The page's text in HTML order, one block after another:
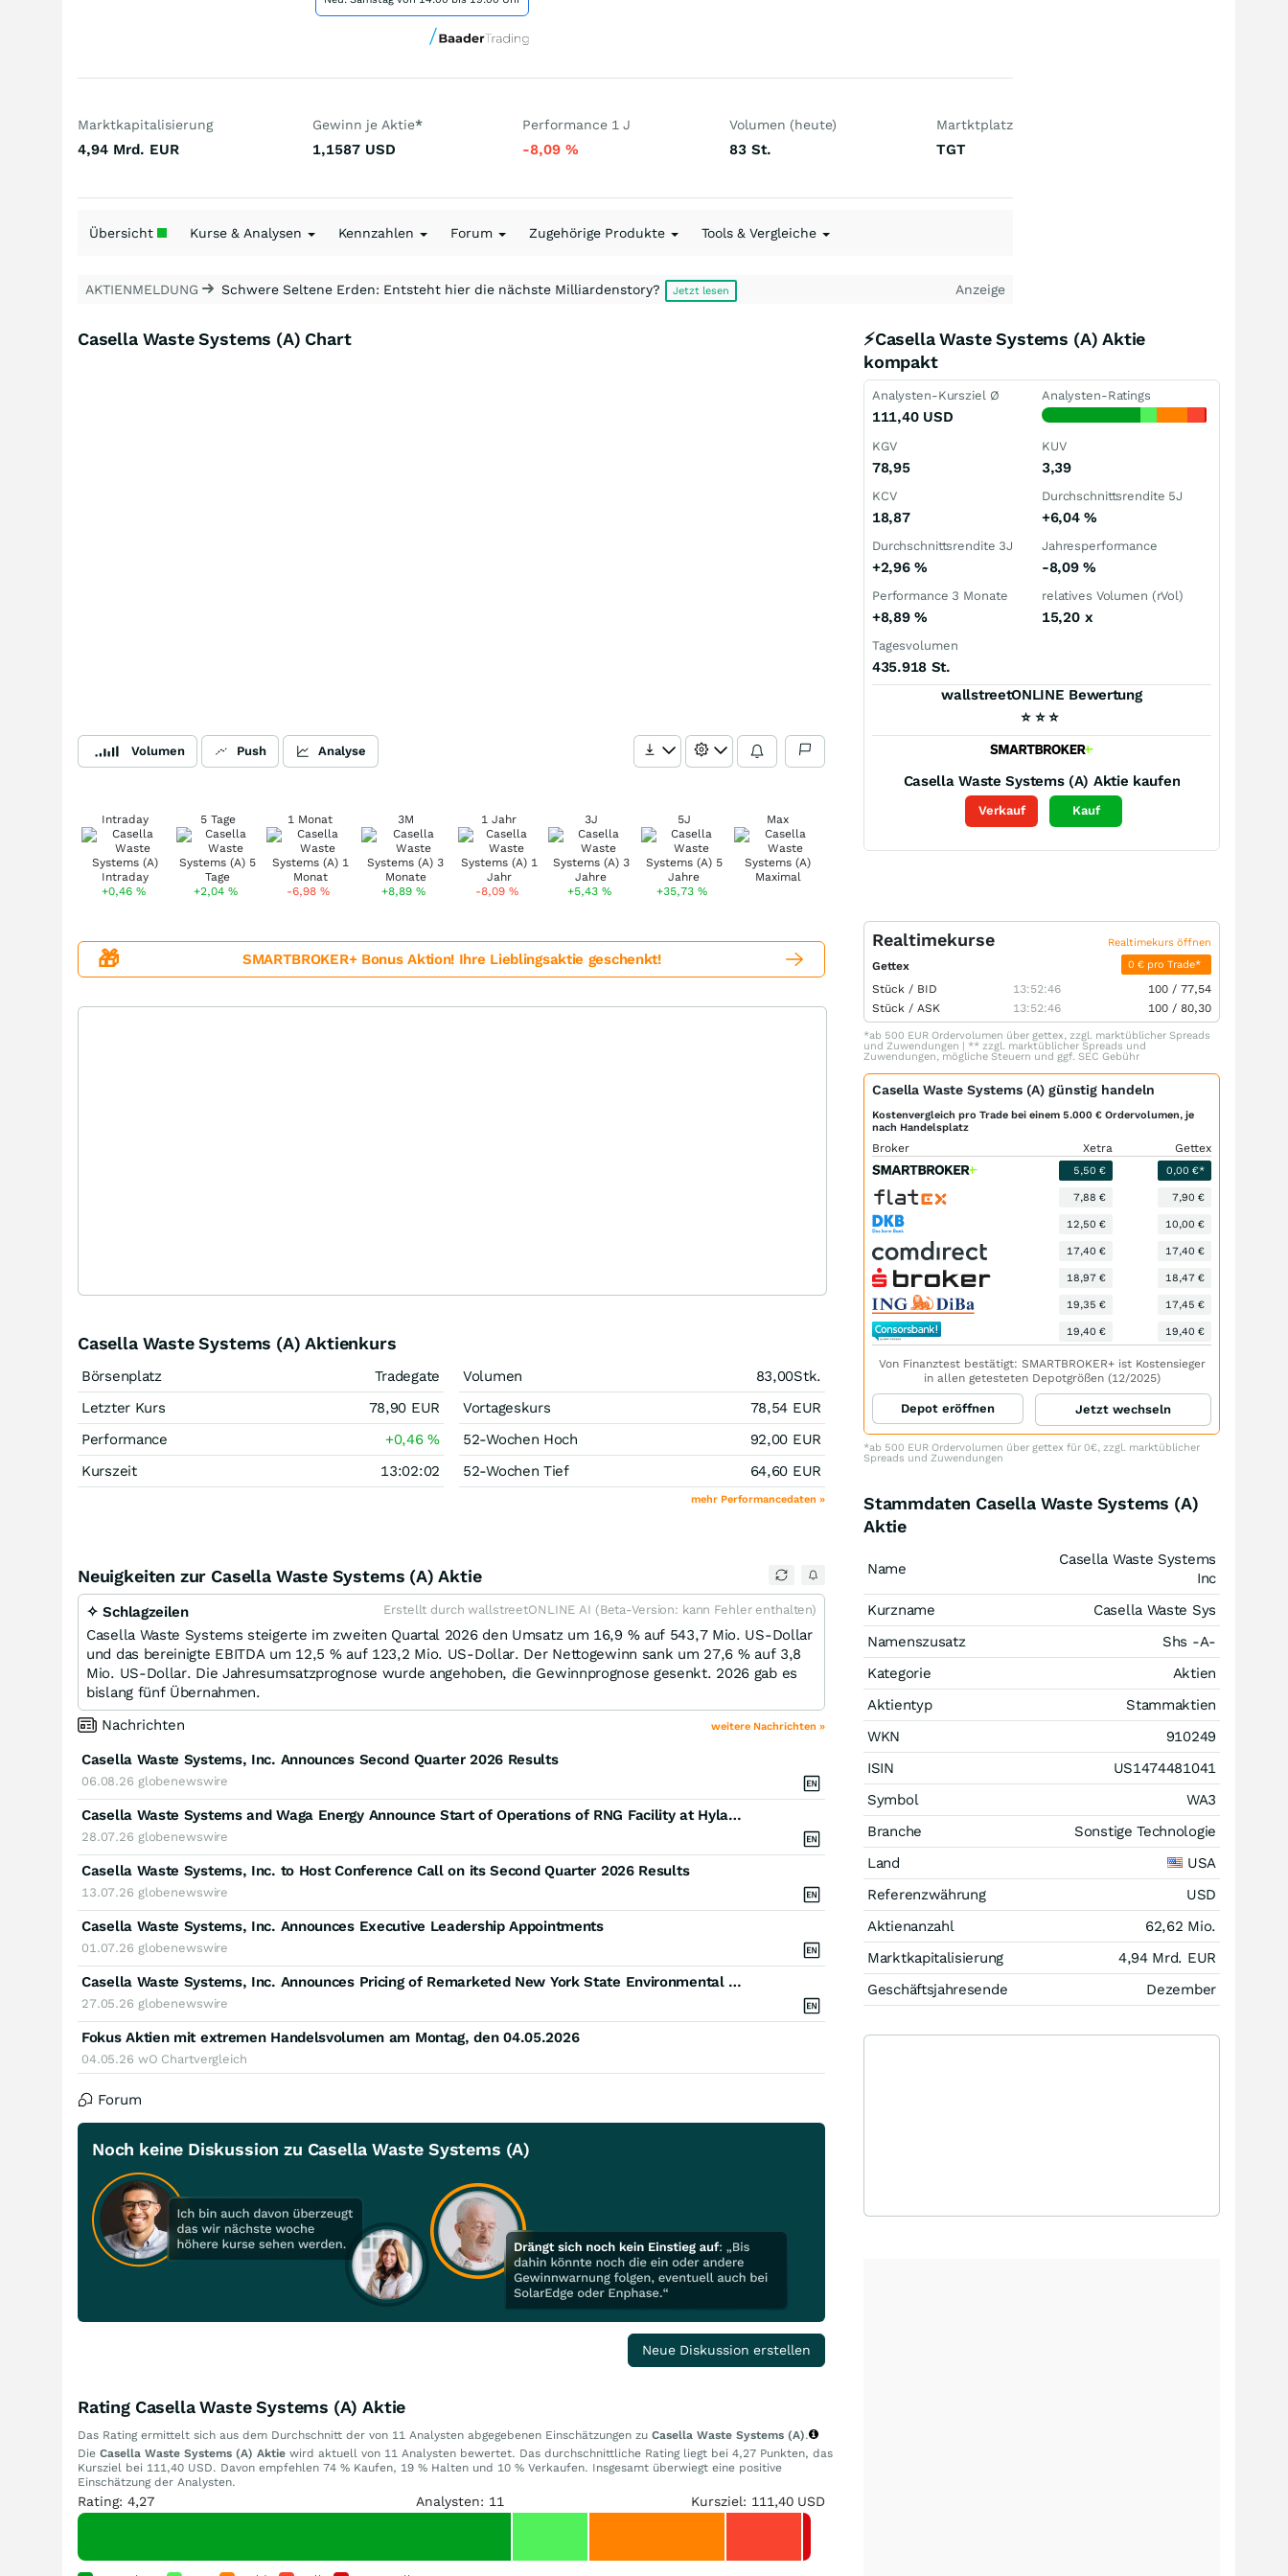
Marktkapitalisierung
4,94 Mrd. EUR
Gewinn je Aktie*
1,1587 USD
Performance 1 J
-8,09 %
Volumen (heute)
83 St.
Martktplatz
TGT
Übersicht Kurse & Analysen Kennzahlen Forum Zugehörige Produkte Tools & Vergleiche
AKTIENMELDUNG Schwere Seltene Erden: Entsteht hier die nächste Milliardenstory? Jetzt lesen Anzeige
Casella Waste Systems (A) Chart
Volumen Push Analyse
Intraday
+0,46 %
5 Tage
+2,04%
1 Monat
-6,98%
3M
+8,89%
1 Jahr
-8,09%
3J
+5,43 %
5J
+35,73%
Max
⚡Casella Waste Systems (A) Aktie
kompakt
Analysten-Kursziel Ø
111,40 USD
Analysten-Ratings
KGV
78,95
KUV
3,39
KCV
18,87
Durchschnittsrendite 5J
+6,04%
Durchschnittsrendite 3J
+2,96%
Jahresperformance
-8,09%
Performance 3 Monate
+8,89%
relatives Volumen (rVol)
15,20 x
Tagesvolumen
435.918 St.
wallstreetONLINE Bewertung
⭐ ⭐ ⭐
Casella Waste Systems (A) Aktie kaufen
Verkauf Kauf
🎁 SMARTBROKER+ Bonus Aktion! Ihre Lieblingsaktie geschenkt!
Casella Waste Systems (A) Aktienkurs
Börsenplatz
Tradegate
Letzter Kurs
78,90 EUR
Performance
+0,46%
Kurszeit
13:02:02
Volumen 83,00Stk.
Vortageskurs
78,54 EUR
52-Wochen Hoch
92,00 EUR
52-Wochen Tief
64,60 EUR
mehr Performancedaten »
Neuigkeiten zur Casella Waste Systems (A) Aktie
✧ Schlagzeilen Erstellt durch wallstreetONLINE AI (Beta-Version: kann Fehler enthalten)
Casella Waste Systems steigerte im zweiten Quartal 2026 den Umsatz um 16,9 % auf 543,7 Mio. US-Dollar
und das bereinigte EBITDA um 12,5 % auf 123,2 Mio. US-Dollar. Der Nettogewinn sank um 27,6 % auf 3,8
Mio. US-Dollar. Die Jahresumsatzprognose wurde angehoben, die Gewinnprognose gesenkt. 2026 gab es
bislang fünf Übernahmen.
Nachrichten
weitere Nachrichten »
Casella Waste Systems, Inc. Announces Second Quarter 2026 Results
06.08.26 globenewswire
Casella Waste Systems and Waga Energy Announce Start of Operations of RNG Facility at Hyland Landfill
28.07.26 globenewswire
Casella Waste Systems, Inc. to Host Conference Call on its Second Quarter 2026 Results
13.07.26 globenewswire
Casella Waste Systems, Inc. Announces Executive Leadership Appointments
01.07.26 globenewswire
Casella Waste Systems, Inc. Announces Pricing of Remarketed New York State Environmental Facilities Corporation Solid Waste Disposal Revenue Bonds
27.05.26 globenewswire
Fokus Aktien mit extremen Handelsvolumen am Montag, den 04.05.2026
04.05.26 wO Chartvergleich
Forum
Noch keine Diskussion zu Casella Waste Systems (A)
Neue Diskussion erstellen
Rating Casella Waste Systems (A) Aktie
Das Rating ermittelt sich aus dem Durchschnitt der von 11 Analysten abgegebenen Einschätzungen zu Casella Waste Systems (A).
Die Casella Waste Systems (A) Aktie wird aktuell von 11 Analysten bewertet. Das durchschnittliche Rating liegt bei 4,27 Punkten, das
Kursziel bei 111,40 USD. Davon empfehlen 74 % Kaufen, 19 % Halten und 10 % Verkaufen. Insgesamt überwiegt eine positive
Einschätzung der Analysten.
Rating: 4,27 Analysten: 11 Kursziel: 111,40 USD
Realtimekurse Realtimekurs öffnen
Gettex 0 € pro Trade*
Stück / BID 13:52:46 100 / 77,54
Stück / ASK 13:52:46 100 / 80,30
*ab 500 EUR Ordervolumen über gettex, zzgl. marktüblicher Spreads
und Zuwendungen | ** zzgl. marktüblicher Spreads und
Zuwendungen, mögliche Steuern und ggf. SEC Gebühr
Casella Waste Systems (A) günstig handeln
Kostenvergleich pro Trade bei einem 5.000 € Ordervolumen, je
nach Handelsplatz
Broker Xetra Gettex
5,50 € 0,00 €*
7,88 € 7,90 €
12,50 € 10,00 €
17,40 € 17,40 €
18,97 € 18,47 €
19,35 € 17,45 €
19,40 € 19,40 €
Von Finanztest bestätigt: SMARTBROKER+ ist Kostensieger
in allen getesteten Depotgrößen (12/2025)
Depot eröffnen Jetzt wechseln
*ab 500 EUR Ordervolumen über gettex für 0€, zzgl. marktüblicher
Spreads und Zuwendungen
Stammdaten Casella Waste Systems (A)
Aktie
Name
Casella Waste Systems
Inc
Kurzname
Casella Waste Sys
Namenszusatz
Shs -A-
Kategorie
Aktien
Aktientyp
Stammaktien
WKN
910249
ISIN
US1474481041
Symbol
WA3
Branche
Sonstige Technologie
Land
USA
Referenzwährung
USD
Aktienanzahl
62,62 Mio.
Marktkapitalisierung
4,94 Mrd. EUR
Geschäftsjahresende
Dezember